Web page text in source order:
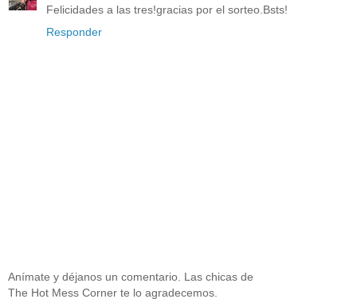
Felicidades a las tres!gracias por el sorteo.Bsts!
Responder
Anímate y déjanos un comentario. Las chicas de
The Hot Mess Corner te lo agradecemos.